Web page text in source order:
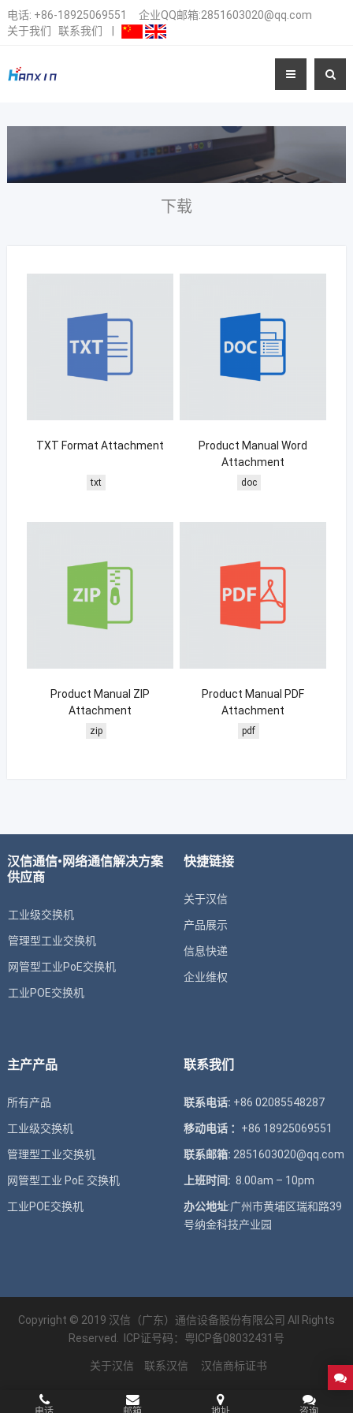
电话: +86-18925069551
企业QQ邮箱:2851603020@qq.com
关于我们
联系我们
下载
TXT Format Attachment
txt
Product Manual Word
Attachment
doc
Product Manual ZIP
Attachment
zip
Product Manual PDF
Attachment
pdf
汉信通信•网络通信解决方案
供应商
工业级交换机
管理型工业交换机
网管型工业PoE交换机
工业POE交换机
快捷链接
关于汉信
产品展示
信息快递
企业维权
主产产品
所有产品
工业级交换机
管理型工业交换机
网管型工业 PoE 交换机
工业POE交换机
联系我们
联系电话: +86 02085548287
移动电话 ： +86 18925069551
联系邮箱: 2851603020@qq.com
上班时间: 8.00am – 10pm
办公地址:广州市黄埔区瑞和路39
号纳金科技产业园
Copyright © 2019 汉信（广东）通信设备股份有限公司 All Rights
Reserved. ICP证号码： 粤ICP备08032431号
关于汉信 联系汉信 汉信商标证书